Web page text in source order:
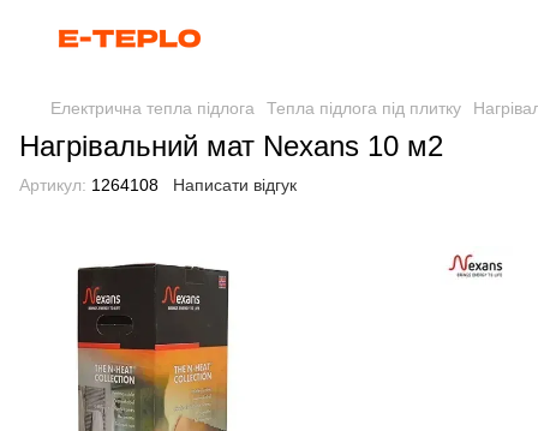
Електрична тепла підлога Тепла підлога під плитку
Нагрівальний мат Nexans 10 м2
Артикул: 1264108 Написати відгук